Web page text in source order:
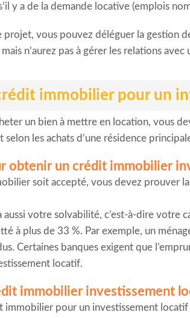
y a de la demande locative (emplois
vous pouvez déléguer la gestion
n’aurez pas à gérer les relations avec
immobilier pour un
un bien à mettre en location, vous
les achats d’une résidence
obtenir un crédit immobilier
soit accepté, vous devez prouver
aussi votre solvabilité, c’est-à-dire votre
à plus de 33 %. Par exemple, un
Certaines banques exigent que
locatif.
immobilier investissement
immobilier pour un investissement